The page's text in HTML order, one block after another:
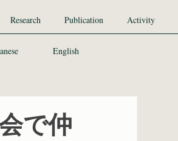
Research Publication Activity
English
で仲